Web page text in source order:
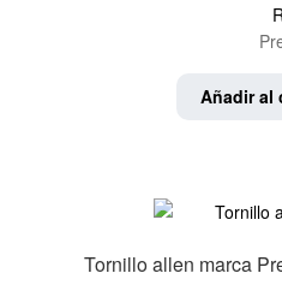
Añadir al
Tornillo allen marca